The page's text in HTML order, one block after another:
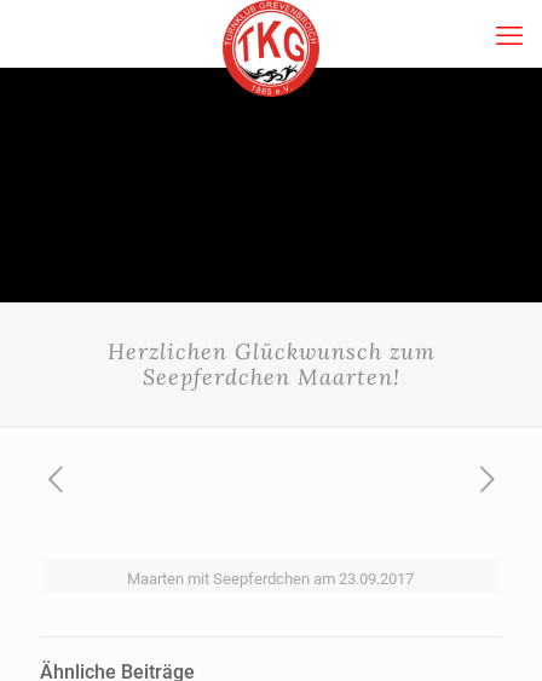
Herzlichen Glückwunsch zum
Seepferdchen Maarten!
Maarten mit Seepferdchen am 23.09.2017
Ähnliche Beiträge